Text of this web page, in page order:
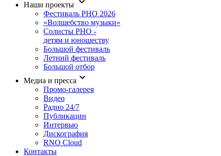
Наши проекты
Фестиваль РНО 2026
«Волшебство музыки»
Солисты РНО -
детям и юношеству
Большой фестиваль
Летний фестиваль
Большой отбор
Медиа и пресса
Промо-галерея
Видео
Радио 24/7
Публикации
Интервью
Дискография
RNO Cloud
Контакты